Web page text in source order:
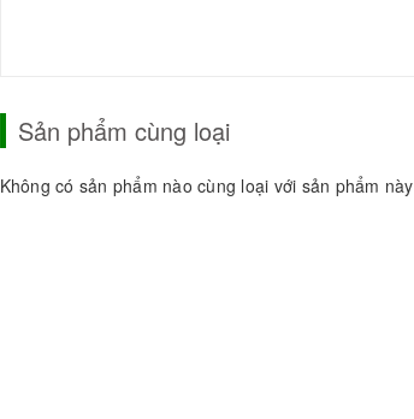
Sản phẩm cùng loại
Không có sản phẩm nào cùng loại với sản phẩm này